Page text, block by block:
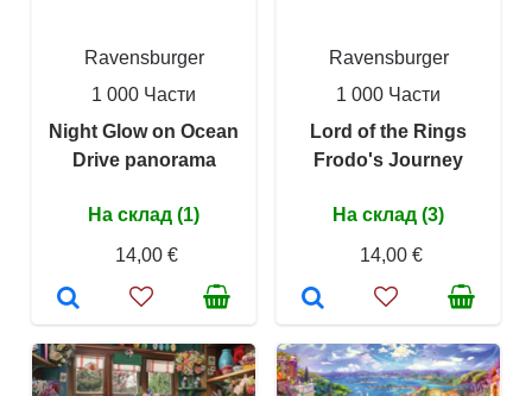
Ravensburger
1 000 Части
Night Glow on Ocean
Drive panorama
На склад (1)
14,00 €
Ravensburger
1 000 Части
Lord of the Rings
Frodo's Journey
На склад (3)
14,00 €